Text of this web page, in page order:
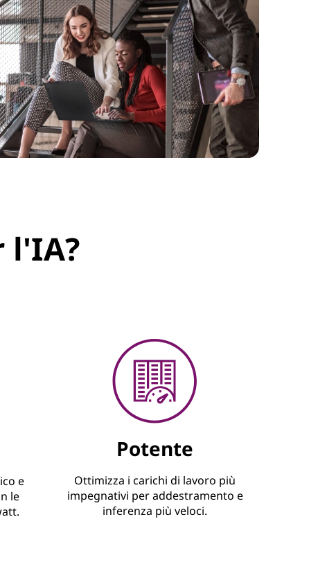
l'IA?
e
le
Potente
Ottimizza i carichi di lavoro più
impegnativi per addestramento e
inferenza più veloci.